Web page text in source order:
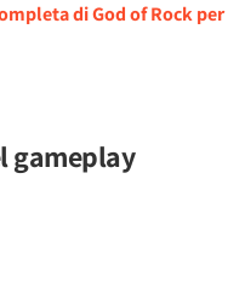
di God of Rock per
gameplay